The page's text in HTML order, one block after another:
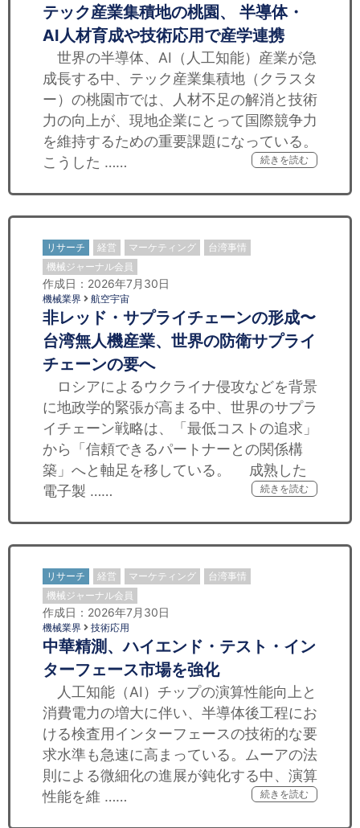
テック産業集積地の桃園、 半導体・
AI人材育成や技術応用で産学連携
世界の半導体、AI（人工知能）産業が急
成長する中、テック産業集積地（クラスタ
ー）の桃園市では、人材不足の解消と技術
力の向上が、現地企業にとって国際競争力
を維持するための重要課題になっている。
こうした ……
続きを読む
リサーチ 経営 マーケティング
台湾事情
機械ジャーナル会員
作成日：2026年7月30日
機械業界 航空宇宙
非レッド・サプライチェーンの形成〜
台湾無人機産業、世界の防衛サプライ
チェーンの要へ
ロシアによるウクライナ侵攻などを背景
に地政学的緊張が高まる中、世界のサプラ
イチェーン戦略は、「最低コストの追求」
から「信頼できるパートナーとの関係構
築」へと軸足を移している。 成熟した
電子製 ……
続きを読む
リサーチ 経営 マーケティング
台湾事情
機械ジャーナル会員
作成日：2026年7月30日
機械業界 技術応用
中華精測、ハイエンド・テスト・イン
ターフェース市場を強化
人工知能（AI）チップの演算性能向上と
消費電力の増大に伴い、半導体後工程にお
ける検査用インターフェースの技術的な要
求水準も急速に高まっている。ムーアの法
則による微細化の進展が鈍化する中、演算
性能を維 ……
続きを読む